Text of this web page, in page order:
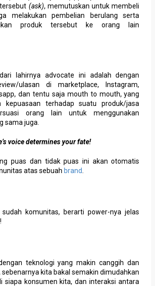
(ask), memutuskan untuk membeli
melakukan pembelian berulang serta
produk tersebut ke orang lain
lahirnya advocate ini adalah dengan
ulasan di marketplace, Instagram,
dan tentu saja mouth to mouth, yang
kepuasaan terhadap suatu produk/jasa
orang lain untuk menggunakan
sama juga.
voice determines your fate!
puas dan tidak puas ini akan otomatis
atas sebuah brand.
sudah komunitas, berarti power-nya jelas
teknologi yang makin canggih dan
sebenarnya kita bakal semakin dimudahkan
siapa konsumen kita, dan interaksi antara